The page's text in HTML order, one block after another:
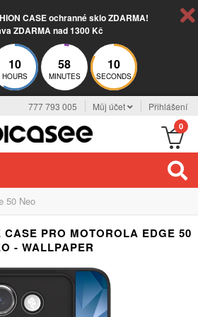
CASE ochranné sklo ZDARMA!
ZDARMA nad 1300 Kč
10
HOURS
58
MINUTES
10
SECONDS
777 793 005 Můj účet Přihlášení
0
50 Neo
CASE PRO MOTOROLA EDGE 50
- WALLPAPER